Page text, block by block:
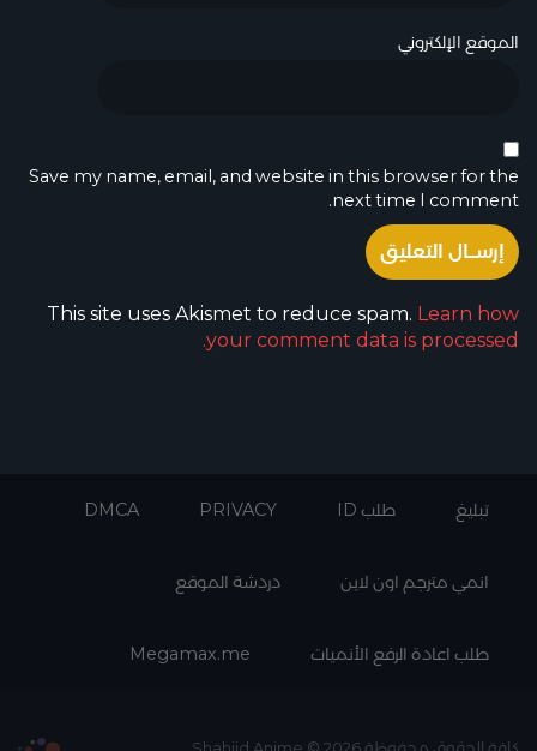
الموقع الإلكتروني
Save my name, email, and website in this browser for the
next time I comment.
This site uses Akismet to reduce spam. Learn how
your comment data is processed.
تبليغ طلب ID PRIVACY
DMCA
انمي مترجم اون لاين دردشة الموقع
طلب اعادة الرفع الأنميات Megamax.me